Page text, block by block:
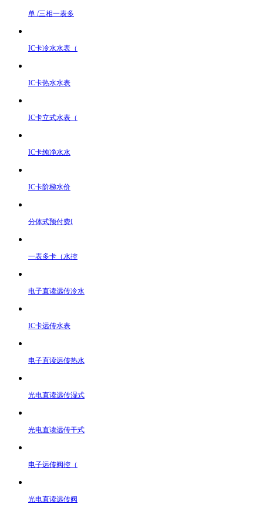
单 /三相一表多
IC卡冷水水表（
IC卡热水水表
IC卡立式水表（
IC卡纯净水水
IC卡阶梯水价
分体式预付费I
一表多卡（水控
电子直读远传冷水
IC卡远传水表
电子直读远传热水
光电直读远传湿式
光电直读远传干式
电子远传阀控（
光电直读远传阀